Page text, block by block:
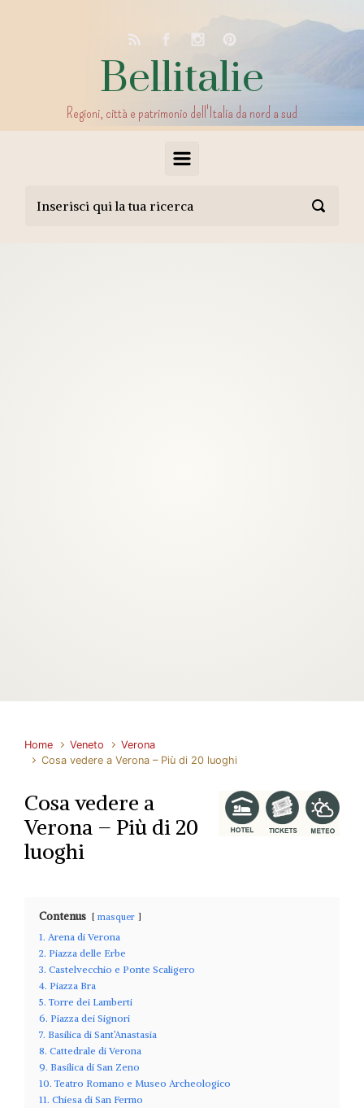
Bellitalie
Regioni, città e patrimonio dell'Italia da nord a sud
Home Veneto
Verona
Cosa vedere a Verona – Più di 20 luoghi
Cosa vedere a
Verona – Più di 20
luoghi
Contenus masquer
1. Arena di Verona
2. Piazza delle Erbe
3. Castelvecchio e Ponte Scaligero
4. Piazza Bra
5. Torre dei Lamberti
6. Piazza dei Signori
7. Basilica di Sant’Anastasia
8. Cattedrale di Verona
9. Basilica di San Zeno
10. Teatro Romano e Museo Archeologico
11. Chiesa di San Fermo